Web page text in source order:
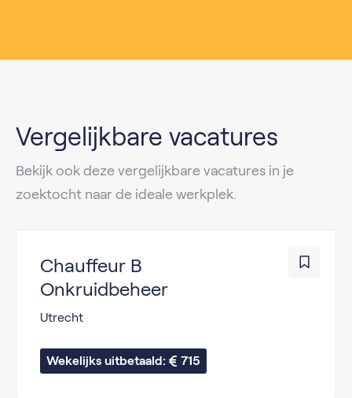
Vergelijkbare vacatures
Bekijk ook deze vergelijkbare vacatures in je
zoektocht naar de ideale werkplek.
Chauffeur B
Onkruidbeheer
Utrecht
Wekelijks uitbetaald: 715